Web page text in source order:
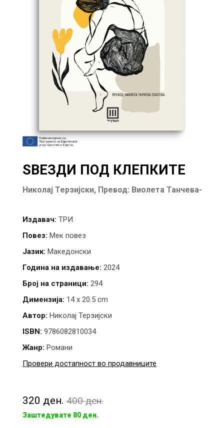
ЅВЕЗДИ ПОД КЛЕПКИТЕ
Николај Терзијски, Превод: Виолета Танчева-
Издавач: ТРИ
Повез: Мек повез
Јазик: Македонски
Година на издавање: 2024
Број на страници: 294
Димензија: 14 x 20.5 cm
Автор: Николај Терзијски
ISBN: 9786082810034
Жанр: Романи
Провери достапност во продавниците
320 ден. 400 ден.
Заштедувате 80 ден.